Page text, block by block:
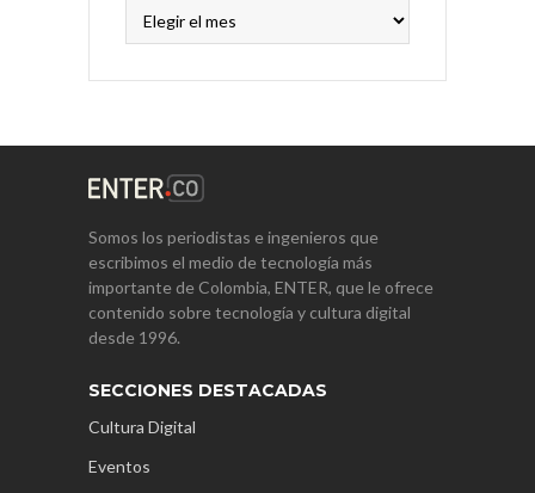
Somos los periodistas e ingenieros que
escribimos el medio de tecnología más
importante de Colombia, ENTER, que le ofrece
contenido sobre tecnología y cultura digital
desde 1996.
SECCIONES DESTACADAS
Cultura Digital
Eventos